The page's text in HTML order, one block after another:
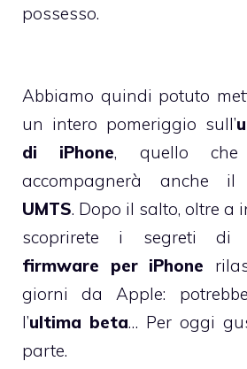
possesso.
Abbiamo quindi potuto
un intero pomeriggio sull’
di iPhone, quello che
accompagnerà anche
UMTS. Dopo il salto, oltre a
scoprirete i segreti di
firmware per iPhone
giorni da Apple:
l’ultima beta… Per oggi
parte.